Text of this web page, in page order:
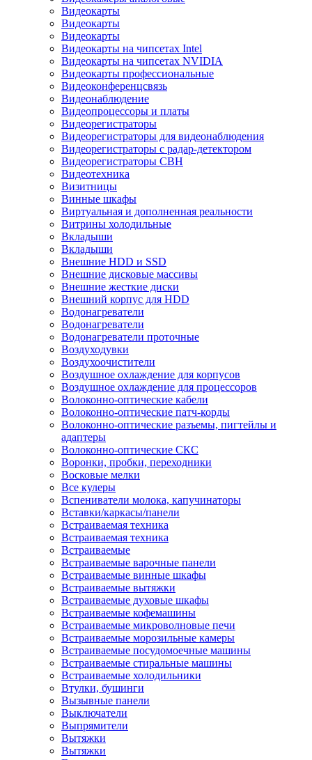
Видеокарты
Видеокарты
Видеокарты
Видеокарты на чипсетах Intel
Видеокарты на чипсетах NVIDIA
Видеокарты профессиональные
Видеоконференцсвязь
Видеонаблюдение
Видеопроцессоры и платы
Видеорегистраторы
Видеорегистраторы для видеонаблюдения
Видеорегистраторы с радар-детектором
Видеорегистраторы СВН
Видеотехника
Визитницы
Винные шкафы
Виртуальная и дополненная реальности
Витрины холодильные
Вкладыши
Вкладыши
Внешние HDD и SSD
Внешние дисковые массивы
Внешние жесткие диски
Внешний корпус для HDD
Водонагреватели
Водонагреватели
Водонагреватели проточные
Воздуходувки
Воздухоочистители
Воздушное охлаждение для корпусов
Воздушное охлаждение для процессоров
Волоконно-оптические кабели
Волоконно-оптические патч-корды
Волоконно-оптические разъемы, пигтейлы и
адаптеры
Волоконно-оптические СКС
Воронки, пробки, переходники
Восковые мелки
Все кулеры
Вспениватели молока, капучинаторы
Вставки/каркасы/панели
Встраиваемая техника
Встраиваемая техника
Встраиваемые
Встраиваемые варочные панели
Встраиваемые винные шкафы
Встраиваемые вытяжки
Встраиваемые духовые шкафы
Встраиваемые кофемашины
Встраиваемые микроволновые печи
Встраиваемые морозильные камеры
Встраиваемые посудомоечные машины
Встраиваемые стиральные машины
Встраиваемые холодильники
Втулки, бушинги
Вызывные панели
Выключатели
Выпрямители
Вытяжки
Вытяжки